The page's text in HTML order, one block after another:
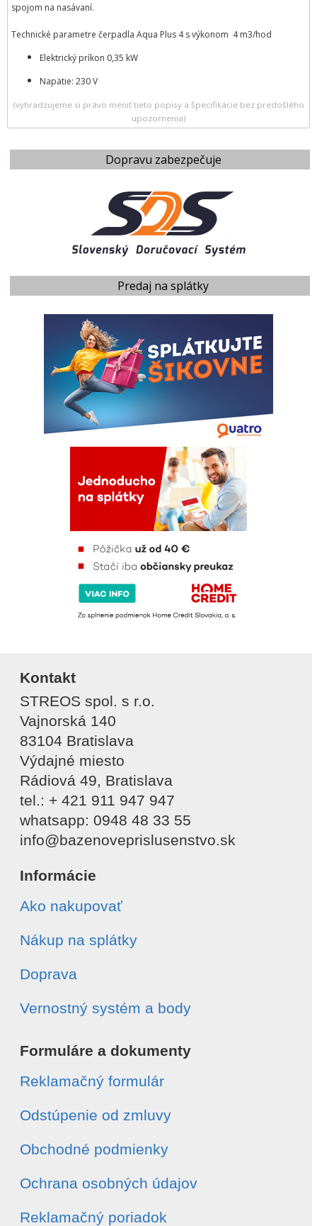
Dopravu zabezpečuje
Predaj na splátky
spojom na nasávaní.
Technické parametre čerpadla Aqua Plus 4 s výkonom 4 m3/hod
Elektrický príkon 0,35 kW​​
​Napätie: 230 V
(vyhradzujeme si právo meniť tieto popisy a špecifikácie bez predošlého
upozornenia)
Kontakt
STREOS spol. s r.o.
Vajnorská 140
83104 Bratislava
Výdajné miesto
Rádiová 49, Bratislava
tel.: + 421 911 947 947
whatsapp: 0948 48 33 55
info@bazenoveprislusenstvo.sk
Informácie
Ako nakupovať
Nákup na splátky
Doprava
Vernostný systém a body
Formuláre a dokumenty
Reklamačný formulár
Odstúpenie od zmluvy
Obchodné podmienky
Ochrana osobných údajov
Reklamačný poriadok